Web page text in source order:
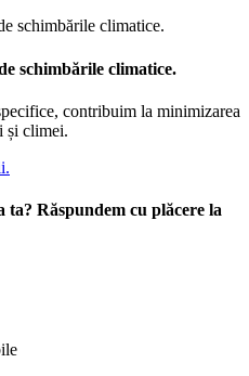
schimbările climatice.
contribuim la minimizarea
și climei.
Răspundem cu plăcere la